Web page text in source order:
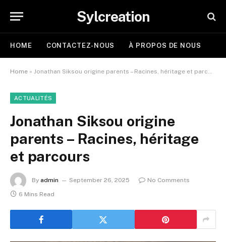
Sylcreation
HOME CONTACTEZ-NOUS À PROPOS DE NOUS
Home » Jonathan Siksou origine parents – Racines, héritage et parcours
ACTUALITÉS
Jonathan Siksou origine
parents – Racines, héritage
et parcours
By admin September 26, 2025
No Comments
6 Mins Read